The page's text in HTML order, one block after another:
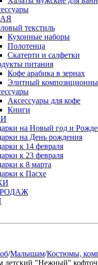
текстиль
Кухонные наборы
Полотенца
Скатерти и салфетки
питания
Кофе арабика в зернах
Элитный
Аксессуары для кофе
Книги
на Новый год и
на День рождения
к 14 февраля
к 23 февраля
к 8 марта
к Пасхе
/Малышам/Костюмы,
детский "Нежный"